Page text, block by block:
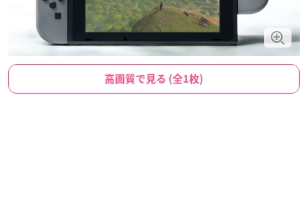
高画質で見る (全1枚)